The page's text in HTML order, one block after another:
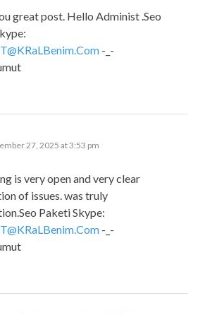
great post. Hello Administ .Seo
-_-
27, 2025 at 3:53 pm
is very open and very clear
of issues. was truly
Paketi Skype:
-_-